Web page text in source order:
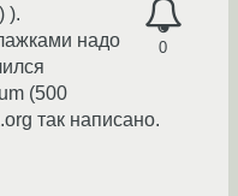
0
).
надо
(500
так написано.